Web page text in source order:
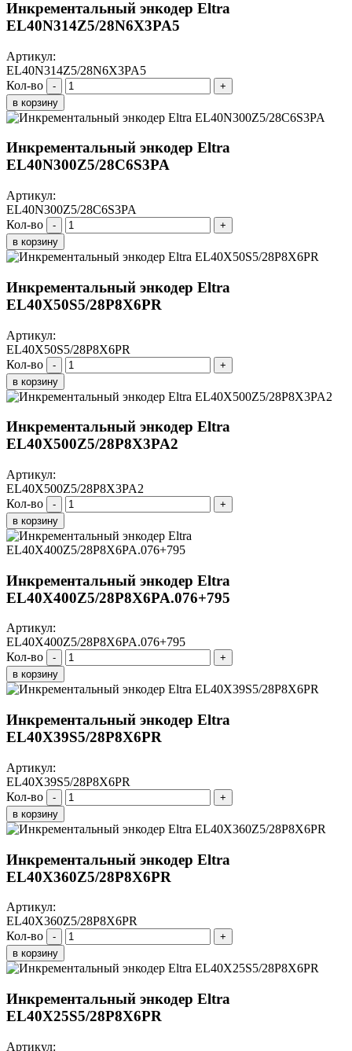
Инкрементальный энкодер Eltra
EL40N314Z5/28N6X3PA5
Артикул:
EL40N314Z5/28N6X3PA5
Кол-во
-
+
в корзину
Инкрементальный энкодер Eltra
EL40N300Z5/28C6S3PA
Артикул:
EL40N300Z5/28C6S3PA
Кол-во
-
+
в корзину
Инкрементальный энкодер Eltra
EL40X50S5/28P8X6PR
Артикул:
EL40X50S5/28P8X6PR
Кол-во
-
+
в корзину
Инкрементальный энкодер Eltra
EL40X500Z5/28P8X3PA2
Артикул:
EL40X500Z5/28P8X3PA2
Кол-во
-
+
в корзину
Инкрементальный энкодер Eltra
EL40X400Z5/28P8X6PA.076+795
Артикул:
EL40X400Z5/28P8X6PA.076+795
Кол-во
-
+
в корзину
Инкрементальный энкодер Eltra
EL40X39S5/28P8X6PR
Артикул:
EL40X39S5/28P8X6PR
Кол-во
-
+
в корзину
Инкрементальный энкодер Eltra
EL40X360Z5/28P8X6PR
Артикул:
EL40X360Z5/28P8X6PR
Кол-во
-
+
в корзину
Инкрементальный энкодер Eltra
EL40X25S5/28P8X6PR
Артикул: